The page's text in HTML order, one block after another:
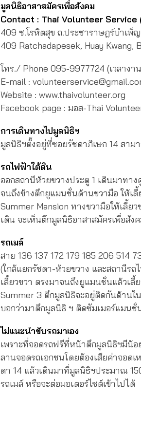
มูลนิธิอาสาสมัครเพื่อสังคม
Contact : Thai Volunteer Service
409 ซ.โรหิตสุข ถ.ประชาราษฎร์บำเพ็
409 Ratchadapesek, Huay Kwang,
โทร./ Phone 095-9977724 (เวลางา
E-mail :
Website : www.thaivolunteer.org
Facebook page : มอส-Thai
การเดินทางไปมูลนิธิฯ
มูลนิธิฯตั้งอยู่ที่ซอยรัชดาภิเษก 14 สาม
รถไฟฟ้าใต้ดิน
ออกสถานีห้วยขวางประตู 1 เดินมาท
จนถึงข้างตึกยูแมนชั่นด้านขวามือ ให้เ
Summer Mansion ทางขวามือให้เลี้ย
เดิน จะเห็นตึกมูลนิธิอาสาสมัครเพื่อสัง
รถเมล์
สาย 136 137 172 179 185 206 514
(ใกล้แยกรัชดา-ห้วยขวาง และสถานีรถ
เลี้ยวขวา ตรงมาจนถึงยูแมนชั่นแล้วเลี้
Summer 3 ตึกมูลนิธิจะอยู่ติดกันด้านใ
บอกว่ามาตึกมูลนิธิ ฯ ติดซัมเมอร์แมน
ไม่แนะนำขับรถมาเอง
เพราะที่จอดรถฟรีที่หน้าตึกมูลนิธิฯมีน้
ลานจอดรถเอกชนโดยต้องเสียค่าจอด
ดา 14 แล้วเดินมาที่มูลนิธิฯประมาณ
รถเมล์ หรือจะต่อมอเตอร์ไซต์เข้าไปได้